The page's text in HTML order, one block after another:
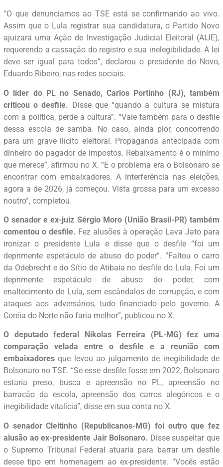
“O que denunciamos ao TSE está se confirmando ao vivo.
Assim que o Lula registrar sua candidatura, o Partido Novo
ajuizará uma Ação de Investigação Judicial Eleitoral (AIJE),
requerendo a cassação do registro e sua inelegibilidade. A lei
deve ser igual para todos”, declarou o presidente do Novo,
Eduardo Ribeiro, nas redes sociais.
O líder do PL no Senado, Carlos Portinho (RJ), também
criticou o desfile. Disse que “quando a cultura se mistura
com a política, perde a cultura”. “Vale também para o desfile
dessa escola de samba. No caso, ainda pior, concorrendo
para um grave ilícito eleitoral. Propaganda antecipada com
dinheiro do pagador de impostos. Rebaixamento é o mínimo
que merece”, afirmou no X. “E o problema era o Bolsonaro se
encontrar com embaixadores. A interferência nas eleições,
agora a de 2026, já começou. Vista grossa para um excesso
noutro”, completou.
O senador e ex-juiz Sérgio Moro (União Brasil-PR) também
comentou o desfile. Fez alusões à operação Lava Jato para
ironizar o presidente Lula e disse que o desfile “foi um
deprimente espetáculo de abuso do poder”. “Faltou o carro
da Odebrecht e do Sítio de Atibaia no desfile do Lula. Foi um
deprimente espetáculo de abuso do poder, com
enaltecimento de Lula, sem escândalos de corrupção, e com
ataques aos adversários, tudo financiado pelo governo. A
Coréia do Norte não faria melhor”, publicou no X.
O deputado federal Nikolas Ferreira (PL-MG) fez uma
comparação velada entre o desfile e a reunião com
embaixadores que levou ao julgamento de inegibilidade de
Bolsonaro no TSE. “Se esse desfile fosse em 2022, Bolsonaro
estaria preso, busca e apreensão no PL, apreensão no
barracão da escola, apreensão dos carros alegóricos e o
inegibilidade vitalícia”, disse em sua conta no X.
O senador Cleitinho (Republicanos-MG) foi outro que fez
alusão ao ex-presidente Jair Bolsonaro. Disse suspeitar que
o Supremo Tribunal Federal atuaria para barrar um desfile
desse tipo em homenagem ao ex-presidente. “Vocês estão